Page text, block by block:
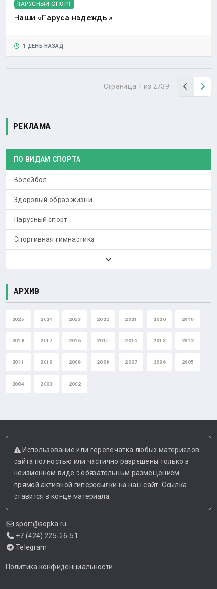
ПАРУСНЫЙ СПОРТ
Наши «Паруса надежды»
1 ДЕНЬ НАЗАД
Страница 1 из 2739 Назад
РЕКЛАМА
ПО ВИДАМ СПОРТА
Волейбол
Здоровый образ жизни
Парусный спорт
Спортивная гимнастика
АРХИВ
2025 2024 2023 2022 2021 2020 2019
2018 2017 2016 2015 2014 2013 2012
2011 2010 2009 2008 2007 2006 2005
2004 2003 2002
Использование или перепечатка любых материалов
сайта полностью или частично разрешены только в
неизменном виде с обязательным размещением
прямой активной гиперссылки на наш сайт. Ссылка
ставится в конце материала.
sport@sopka.ru
+7 (424) 225-26-51
Telegram
Политика конфиденциальности